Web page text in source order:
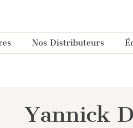
Nos Distributeurs
Yannick